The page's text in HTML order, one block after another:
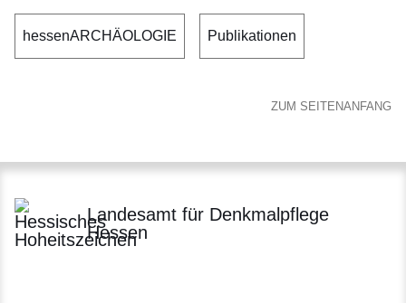
hessenARCHÄOLOGIE Publikationen
ZUM SEITENANFANG
Landesamt für Denkmalpflege
Hessen